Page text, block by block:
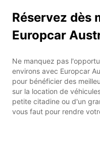
Réservez dès
Europcar
Ne manquez pas
environs avec Europcar
pour bénéficier des
sur la location de
petite citadine ou d'un
vous faut pour rendre